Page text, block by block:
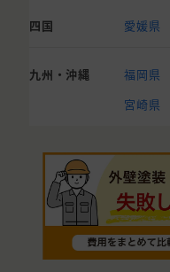
四国 愛媛県
九州・沖縄 福岡県
宮崎県